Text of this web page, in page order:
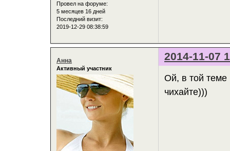
Провел на форуме:
5 месяцев 16 дней
Последний визит:
2019-12-29 08:38:59
2014-11-07
Анна
Активный участник
Ой, в той теме
чихайте)))